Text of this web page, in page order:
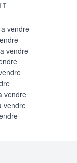
vendre
vendre
vendre
vendre